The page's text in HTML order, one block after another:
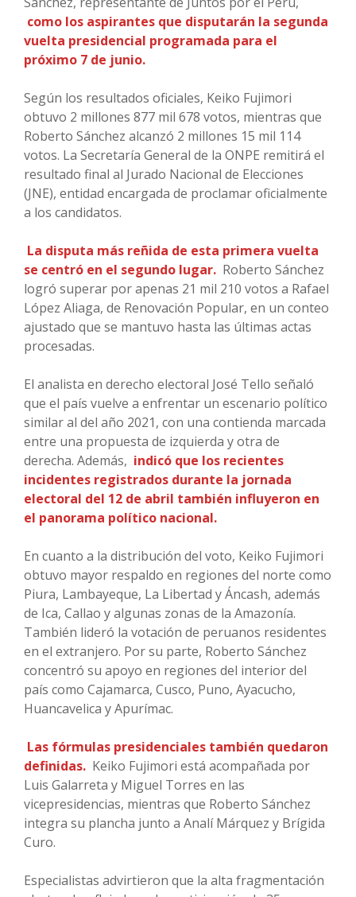
como los aspirantes que disputarán la segunda
vuelta presidencial programada para el
próximo 7 de junio.
Según los resultados oficiales, Keiko Fujimori
obtuvo 2 millones 877 mil 678 votos, mientras que
Roberto Sánchez alcanzó 2 millones 15 mil 114
votos. La Secretaría General de la ONPE remitirá el
resultado final al Jurado Nacional de Elecciones
(JNE), entidad encargada de proclamar oficialmente
a los candidatos.
La disputa más reñida de esta primera vuelta
se centró en el segundo lugar. Roberto Sánchez
logró superar por apenas 21 mil 210 votos a Rafael
López Aliaga, de Renovación Popular, en un conteo
ajustado que se mantuvo hasta las últimas actas
procesadas.
El analista en derecho electoral José Tello señaló
que el país vuelve a enfrentar un escenario político
similar al del año 2021, con una contienda marcada
entre una propuesta de izquierda y otra de
derecha. Además, indicó que los recientes
incidentes registrados durante la jornada
electoral del 12 de abril también influyeron en
el panorama político nacional.
En cuanto a la distribución del voto, Keiko Fujimori
obtuvo mayor respaldo en regiones del norte como
Piura, Lambayeque, La Libertad y Áncash, además
de Ica, Callao y algunas zonas de la Amazonía.
También lideró la votación de peruanos residentes
en el extranjero. Por su parte, Roberto Sánchez
concentró su apoyo en regiones del interior del
país como Cajamarca, Cusco, Puno, Ayacucho,
Huancavelica y Apurímac.
Las fórmulas presidenciales también quedaron
definidas. Keiko Fujimori está acompañada por
Luis Galarreta y Miguel Torres en las
vicepresidencias, mientras que Roberto Sánchez
integra su plancha junto a Analí Márquez y Brígida
Curo.
Especialistas advirtieron que la alta fragmentación